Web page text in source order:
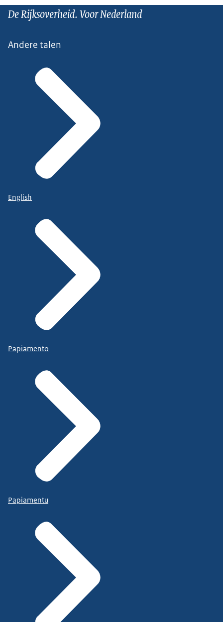
De Rijksoverheid. Voor Nederland
Andere talen
English
Papiamento
Papiamentu